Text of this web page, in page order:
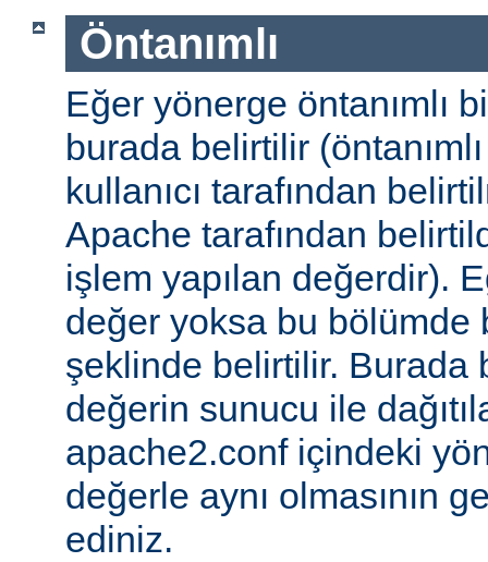
Öntanımlı
Eğer yönerge öntanımlı
burada belirtilir
kullanıcı tarafından
Apache tarafından
işlem yapılan değerdir).
değer yoksa bu bölümde
şeklinde belirtilir. Burada
değerin sunucu ile
apache2.conf içindeki
değerle aynı olmasının
ediniz.